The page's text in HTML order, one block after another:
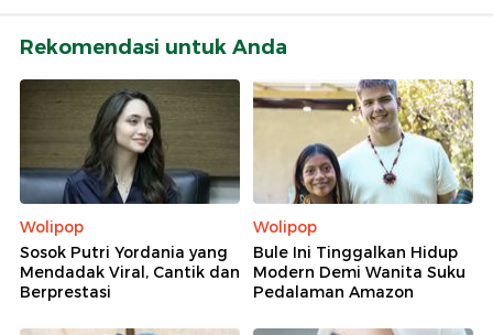
Rekomendasi untuk Anda
Wolipop
Sosok Putri Yordania yang
Mendadak Viral, Cantik dan
Berprestasi
Wolipop
Bule Ini Tinggalkan Hidup
Modern Demi Wanita Suku
Pedalaman Amazon